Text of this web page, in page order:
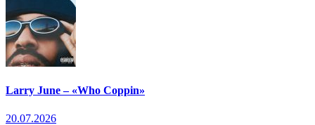
Larry June – «Who Coppin»
20.07.2026